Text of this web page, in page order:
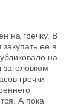
на гречку. В
ее в
на
гречки
А пока